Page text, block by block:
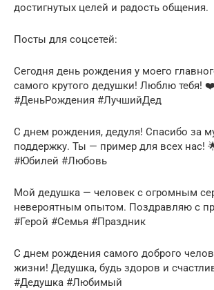
достигнутых целей и радость общения.
Посты для соцсетей:
Сегодня день рождения у моего
самого крутого дедушки! Люблю тебя!
#ДеньРождения #ЛучшийДед
С днем рождения, дедуля! Спасибо за
поддержку. Ты — пример для всех нас!
#Юбилей #Любовь
Мой дедушка — человек с огромным
невероятным опытом. Поздравляю с
#Герой #Семья #Праздник
С днем рождения самого доброго
жизни! Дедушка, будь здоров и
#Дедушка #Любимый